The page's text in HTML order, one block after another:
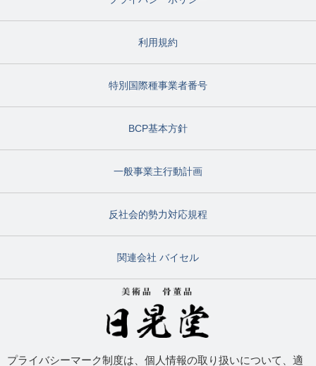
利用規約
特別国際種事業者番号
BCP基本方針
一般事業主行動計画
反社会的勢力対応規程
関連会社 バイセル
プライバシーマーク制度は、個人情報の取り扱いについて、適